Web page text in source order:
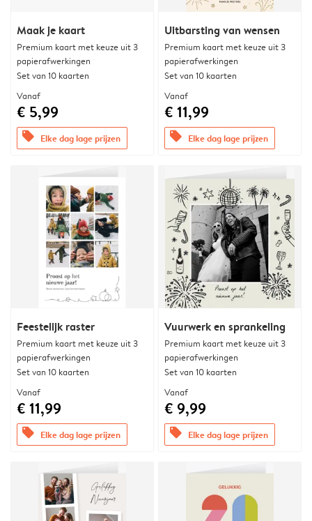
Maak je kaart
Premium kaart met keuze uit 3
papierafwerkingen
Set van 10 kaarten
Vanaf
€ 5,99
offers Elke dag lage prijzen
Uitbarsting van wensen
Premium kaart met keuze uit 3
papierafwerkingen
Set van 10 kaarten
Vanaf
€ 11,99
offers Elke dag lage prijzen
Feestelijk raster
Premium kaart met keuze uit 3
papierafwerkingen
Set van 10 kaarten
Vanaf
€ 11,99
offers Elke dag lage prijzen
Vuurwerk en sprankeling
Premium kaart met keuze uit 3
papierafwerkingen
Set van 10 kaarten
Vanaf
€ 9,99
offers Elke dag lage prijzen